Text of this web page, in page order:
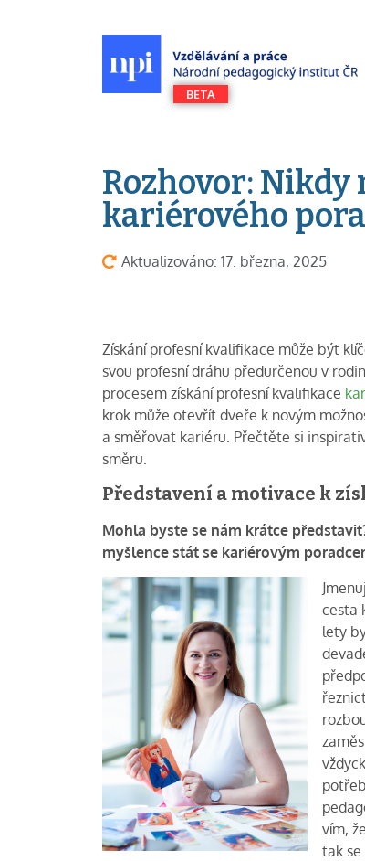
Rozhovor:
kariérového
Aktualizováno: 17. března, 2025
Získání profesní kvalifikace může být
svou profesní dráhu předurčenou v
procesem získání profesní kvalifikace
krok může otevřít dveře k novým
a směřovat kariéru. Přečtěte si
směru.
Představení a motivace k
Mohla byste se nám krátce
myšlence stát se kariérovým
cesta
lety
vím,
tak se